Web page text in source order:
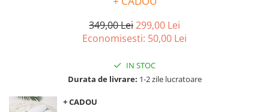
Normal - fara elastic
Galbena
349,00 Lei299,00 Lei
Economisesti: 50,00 Lei
IN STOC
Durata de livrare: 1-2 zile lucratoare
+ CADOU